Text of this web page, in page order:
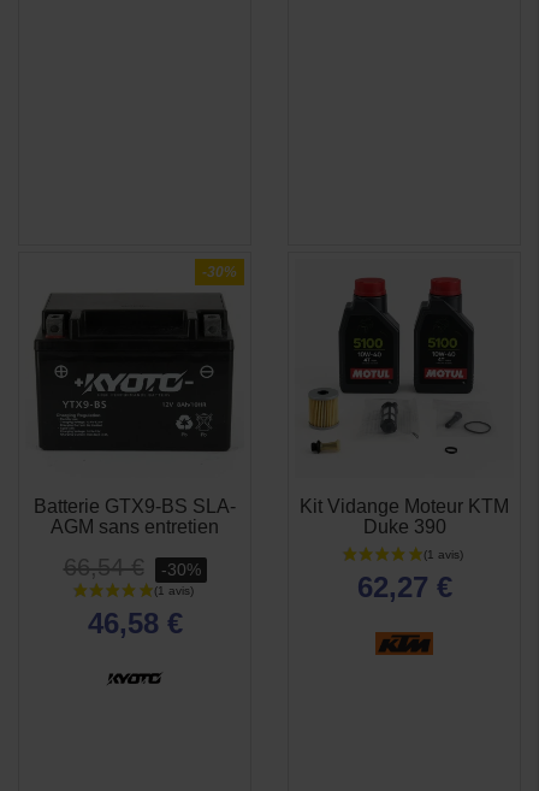
-30%
Batterie GTX9-BS SLA-
AGM sans entretien
66,54 € -30%
46,58 €
Kit Vidange Moteur KTM
Duke 390
62,27 €
APERÇU
RAPIDE
 APERÇU
RAPIDE